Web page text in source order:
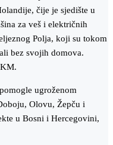
čije je sjedište u
za veš i električnih
Polja, koji su tokom
bez svojih domova.
ugroženom
Olovu, Žepču i
u Bosni i Hercegovini,